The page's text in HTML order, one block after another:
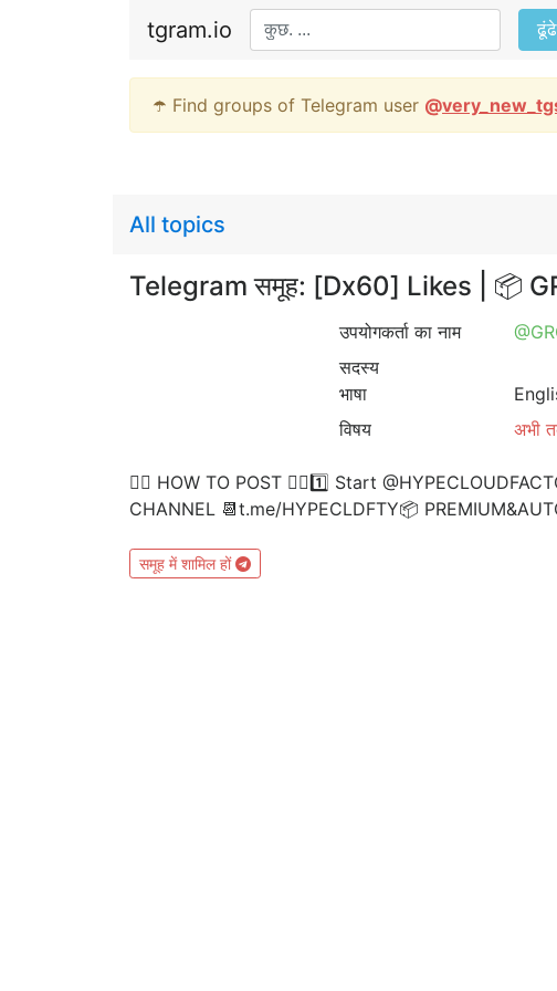
tgram.io ढूंढे
☂️ Find groups of Telegram user @
All topics
Telegram समूह: [Dx60] Likes | 📦
उपयोगकर्ता का नाम
सदस्य
भाषा
विषय
अभी
👉🏻 HOW TO POST 👈🏻1️⃣ Start
CHANNEL 📆t.me/HYPECLDFTY📦
समूह में शामिल हों